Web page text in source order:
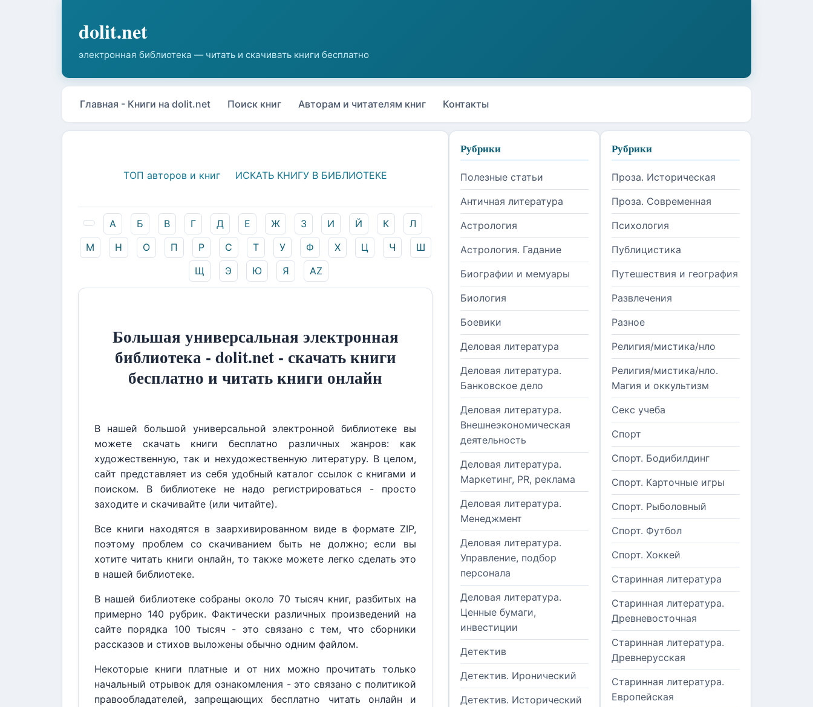
Главная - Книги на dolit.net Поиск книг Авторам и читателям книг Контакты
ТОП авторов и книг ИСКАТЬ КНИГУ В БИБЛИОТЕКЕ
А Б В Г Д Е Ж З И Й К
Л
М
Н О П Р С Т У Ф Х Ц Ч
Ш
Щ
Э Ю Я AZ
Большая универсальная электронная
библиотека - dolit.net - скачать книги
бесплатно и читать книги онлайн
В нашей большой универсальной электронной библиотеке вы
можете скачать книги бесплатно различных жанров: как
художественную, так и нехудожественную литературу. В целом,
сайт представляет из себя удобный каталог ссылок с книгами и
поиском. В библиотеке не надо регистрироваться - просто
заходите и скачивайте (или читайте).
Все книги находятся в заархивированном виде в формате ZIP,
поэтому проблем со скачиванием быть не должно; если вы
хотите читать книги онлайн, то также можете легко сделать это
в нашей библиотеке.
В нашей библиотеке собраны около 70 тысяч книг, разбитых на
примерно 140 рубрик. Фактически различных произведений на
сайте порядка 100 тысяч - это связано с тем, что сборники
рассказов и стихов выложены обычно одним файлом.
Некоторые книги платные и от них можно прочитать только
начальный отрывок для ознакомления - это связано с политикой
правообладателей, запрещающих бесплатно читать онлайн и
Рубрики
Полезные статьи
Античная литература
Астрология
Астрология. Гадание
Биографии и мемуары
Биология
Боевики
Деловая литература
Деловая литература.
Банковское дело
Деловая литература.
Внешнеэкономическая
деятельность
Деловая литература.
Маркетинг, PR, реклама
Деловая литература.
Менеджмент
Деловая литература.
Управление, подбор
персонала
Деловая литература.
Ценные бумаги,
инвестиции
Детектив
Детектив. Иронический
Детектив. Исторический
Рубрики
Проза. Историческая
Проза. Современная
Психология
Публицистика
Путешествия и география
Развлечения
Разное
Религия/мистика/нло
Религия/мистика/нло.
Магия и оккультизм
Секс учеба
Спорт
Спорт. Бодибилдинг
Спорт. Карточные игры
Спорт. Рыболовный
Спорт. Футбол
Спорт. Хоккей
Старинная литература
Старинная литература.
Древневосточная
Старинная литература.
Древнерусская
Старинная литература.
Европейская